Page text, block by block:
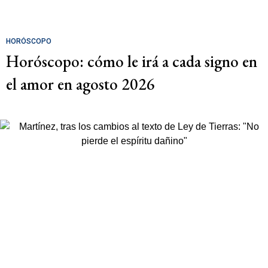
HORÓSCOPO
Horóscopo: cómo le irá a cada signo en
el amor en agosto 2026